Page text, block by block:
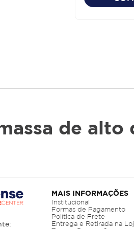
de alto
da argamassa influencia
voltada à confiabilidade
quartzolit
MAIS INFORMAÇÕES
Institucional
Formas de Pagamento
Política de Frete
Entrega e Retirada na